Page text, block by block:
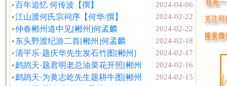
2024-04-06
百年追忆 何传波【撰】
2024-02-22
江山渡何氏宗祠序【何华/撰】
2024-02-22
仲春郴州道中见[郴州]何孟麟
2024-02-18
东头野渡纪游二首[郴州]何孟麟
2024-02-17
清平乐·题庆华先生发石竹图[郴州]
2024-02-16
鹧鸪天·题君明老总油菜花开照[郴州
2024-02-15
鹧鸪天·为黄志屹先生题耕牛图[郴州